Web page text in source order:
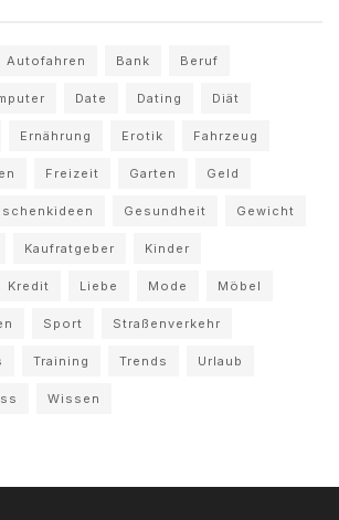
Autofahren Bank Beruf
Date Dating Diät
Ernährung Erotik Fahrzeug
Freizeit Garten Geld
Gesundheit Gewicht
Kaufratgeber Kinder
Kredit Liebe Mode Möbel
Sport Straßenverkehr
Training Trends Urlaub
Wissen